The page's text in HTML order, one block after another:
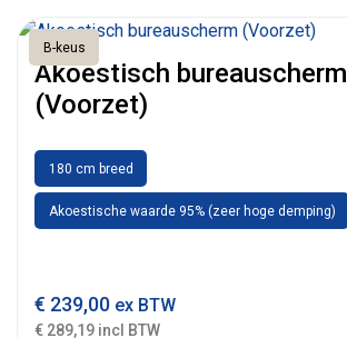
B-keus
Akoestisch bureauscherm
(Voorzet)
180 cm breed
Akoestische waarde 95% (zeer hoge demping)
€ 239,00 ex BTW
€ 289,19 incl BTW